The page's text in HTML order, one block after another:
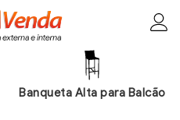
Jogo de Mesa Redonda e